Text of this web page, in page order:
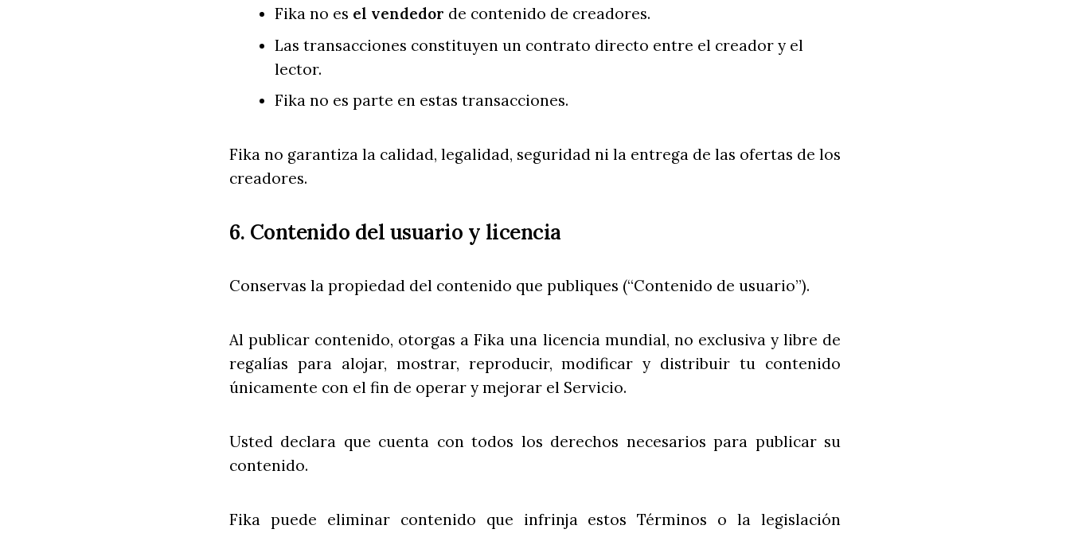
Fika no es el vendedor de contenido de creadores.
Las transacciones constituyen un contrato directo entre el creador y el
lector.
Fika no es parte en estas transacciones.
Fika no garantiza la calidad, legalidad, seguridad ni la entrega de las ofertas de los
creadores.
6. Contenido del usuario y licencia
Conservas la propiedad del contenido que publiques (“Contenido de usuario”).
Al publicar contenido, otorgas a Fika una licencia mundial, no exclusiva y libre de
regalías para alojar, mostrar, reproducir, modificar y distribuir tu contenido
únicamente con el fin de operar y mejorar el Servicio.
Usted declara que cuenta con todos los derechos necesarios para publicar su
contenido.
Fika puede eliminar contenido que infrinja estos Términos o la legislación